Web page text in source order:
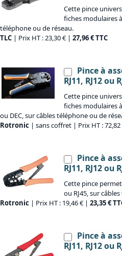
Cette pince
fiches modulaires
téléphone ou de réseau.
TLC | Prix HT : 23,30 € | 27,96 € TTC
Pince à
RJ11, RJ12 ou
Cette pince
fiches modulaires
ou DEC, sur câbles téléphone ou de
Rotronic | sans coffret | Prix HT : 72,82
Pince à
RJ11, RJ12 ou
Cette pince permet
ou RJ45, sur
Rotronic | Prix HT : 19,46 € | 23,35 €
Pince à
RJ11, RJ12 ou